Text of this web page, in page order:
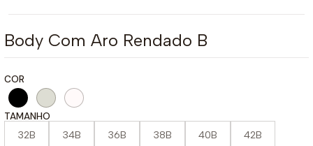
Body Com Aro Rendado B
COR
TAMANHO
32B 34B 36B 38B 40B 42B